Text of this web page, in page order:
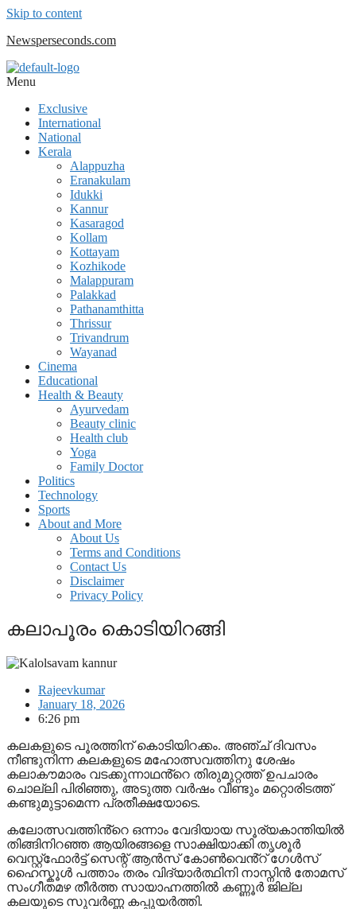
Skip to content
Newsperseconds.com
Menu
Exclusive
International
National
Kerala
Alappuzha
Eranakulam
Idukki
Kannur
Kasaragod
Kollam
Kottayam
Kozhikode
Malappuram
Palakkad
Pathanamthitta
Thrissur
Trivandrum
Wayanad
Cinema
Educational
Health & Beauty
Ayurvedam
Beauty clinic
Health club
Yoga
Family Doctor
Politics
Technology
Sports
About and More
About Us
Terms and Conditions
Contact Us
Disclaimer
Privacy Policy
കലാപൂരം കൊടിയിറങ്ങി
Rajeevkumar
January 18, 2026
6:26 pm
കലകളുടെ പൂരത്തിന് കൊടിയിറക്കം. അഞ്ച് ദിവസം
നീണ്ടുനിന്ന കലകളുടെ മഹോത്സവത്തിനു ശേഷം
കലാകൗമാരം വടക്കുന്നാഥൻ്റെ തിരുമുറ്റത്ത് ഉപചാരം
ചൊല്ലി പിരിഞ്ഞു, അടുത്ത വർഷം വീണ്ടും മറ്റൊരിടത്ത്
കണ്ടുമുട്ടാമെന്ന പ്രതീക്ഷയോടെ.
കലോത്സവത്തിൻ്റെ ഒന്നാം വേദിയായ സൂര്യകാന്തിയിൽ
തിങ്ങിനിറഞ്ഞ ആയിരങ്ങളെ സാക്ഷിയാക്കി തൃശൂർ
വെസ്റ്റ്ഫോർട്ട്‌ സെന്റ് ആൻസ് കോൺവെൻ്റ് ഗേൾസ്
ഹൈസ്കൂൾ പത്താം തരം വിദ്യാർത്ഥിനി നാസ്നിൻ തോമസ്
സംഗീതമഴ തീർത്ത സായാഹ്നത്തിൽ കണ്ണൂർ ജില്ല
കലയുടെ സുവർണ്ണ കപ്പുയർത്തി.